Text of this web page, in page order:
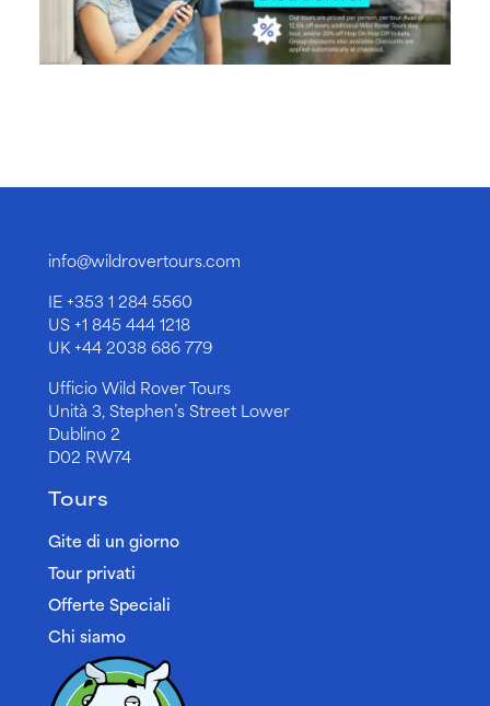
info@wildrovertours.com
IE+353 1 284 5560
US+1 845 444 1218
UK+44 2038 686 779
Ufficio Wild Rover Tours
Unità 3, Stephen’s Street Lower
Dublino 2
D02 RW74
Tours
Gite di un giorno
Tour privati
Offerte Speciali
Chi siamo